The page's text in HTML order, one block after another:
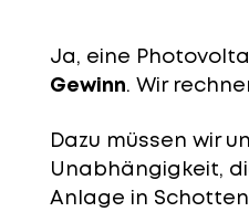
Ja, eine
Gewinn. Wir
Dazu müssen wir
Unabhängigkeit,
Anlage in